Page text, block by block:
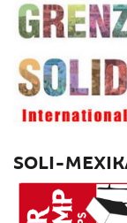
SOLI-